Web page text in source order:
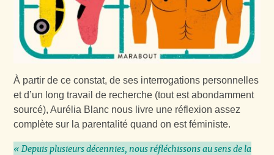
À partir de ce constat, de ses interrogations personnelles
et d’un long travail de recherche (tout est abondamment
sourcé), Aurélia Blanc nous livre une réflexion assez
complète sur la parentalité quand on est féministe.
« Depuis plusieurs décennies, nous réfléchissons au sens de la